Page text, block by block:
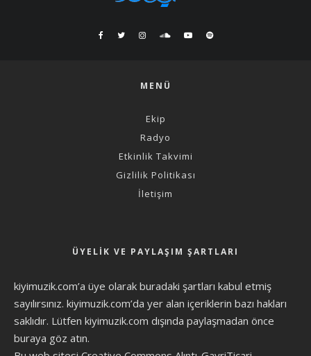
MENÜ
Ekip
Radyo
Etkinlik Takvimi
Gizlilik Politikası
İletişim
ÜYELIK VE PAYLAŞIM ŞARTLARI
kiyimuzik.com’a üye olarak buradaki şartları kabul etmiş
sayılırsınız. kiyimuzik.com’da yer alan içeriklerin bazı hakları
saklıdır. Lütfen kiyimuzik.com dışında paylaşmadan önce
buraya göz atın.